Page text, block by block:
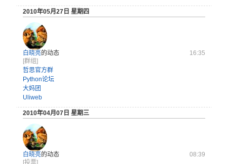
2010年05月27日 星期四
白晓亮的动态
16:35
[群组]
哲思官方群
Python论坛
大妈团
Uliweb
2010年04月07日 星期三
白晓亮的动态
08:39
[投票]